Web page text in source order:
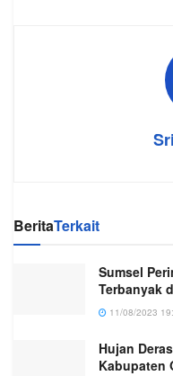
BeritaTerkait
Sumsel
Terbanyak
11/08/2023
Hujan
Kabupaten